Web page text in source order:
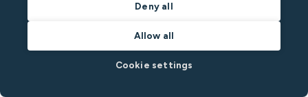
Jessica Gillingham explains why the short-term
rental industry has a communication problem
Deny all
Allow all
Cookie settings